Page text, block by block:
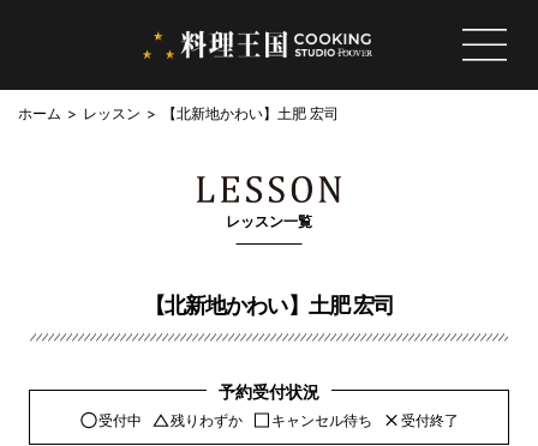
ホーム レッスン 【北新地かわい】土肥 宏司
レッスン一覧
【北新地かわい】土肥 宏司
予約受付状況
受付中 残りわずか キャンセル待ち 受付終了